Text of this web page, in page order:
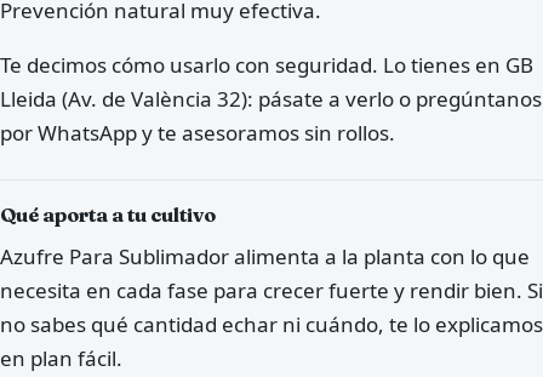
Prevención natural muy efectiva.
Te decimos cómo usarlo con seguridad. Lo tienes en GB
Lleida (Av. de València 32): pásate a verlo o pregúntanos
por WhatsApp y te asesoramos sin rollos.
Qué aporta a tu cultivo
Azufre Para Sublimador alimenta a la planta con lo que
necesita en cada fase para crecer fuerte y rendir bien. Si
no sabes qué cantidad echar ni cuándo, te lo explicamos
en plan fácil.